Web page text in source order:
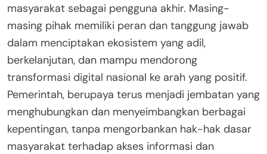
masyarakat sebagai pengguna akhir. Masing-
masing pihak memiliki peran dan tanggung jawab
dalam menciptakan ekosistem yang adil,
berkelanjutan, dan mampu mendorong
transformasi digital nasional ke arah yang positif.
Pemerintah, berupaya terus menjadi jembatan yang
menghubungkan dan menyeimbangkan berbagai
kepentingan, tanpa mengorbankan hak-hak dasar
masyarakat terhadap akses informasi dan